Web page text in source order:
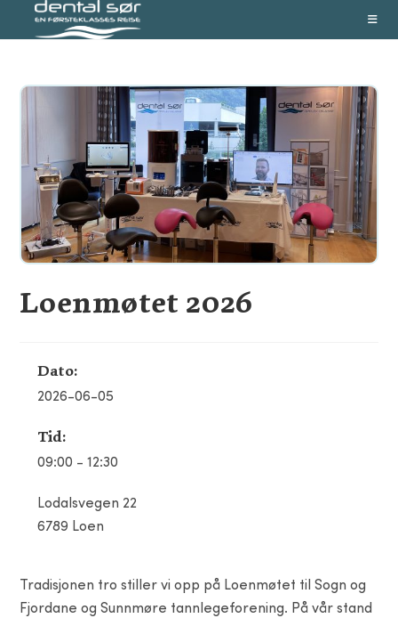
Loenmøtet 2026
Dato:
2026-06-05
Tid:
09:00 - 12:30
Lodalsvegen 22
6789 Loen
Tradisjonen tro stiller vi opp på Loenmøtet til Sogn og
Fjordane og Sunnmøre tannlegeforening. På vår stand